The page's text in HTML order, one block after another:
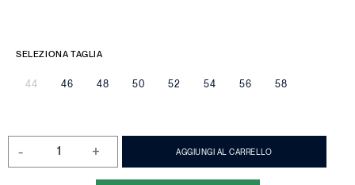
SELEZIONA TAGLIA
44 46 48 50 52 54 56 58
- + AGGIUNGI AL CARRELLO